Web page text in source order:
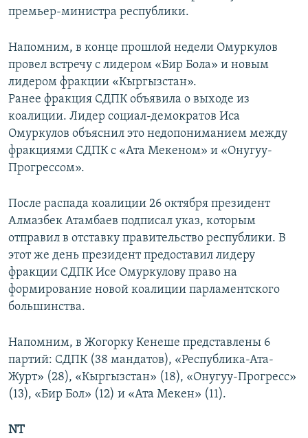
премьер-министра республики.
Напомним, в конце прошлой недели Омуркулов
провел встречу с лидером «Бир Бола» и новым
лидером фракции «Кыргызстан».
Ранее фракция СДПК объявила о выходе из
коалиции. Лидер социал-демократов Иса
Омуркулов объяснил это недопониманием между
фракциями СДПК с «Ата Мекеном» и «Онугуу-
Прогрессом».
После распада коалиции 26 октября президент
Алмазбек Атамбаев подписал указ, которым
отправил в отставку правительство республики. В
этот же день президент предоставил лидеру
фракции СДПК Исе Омуркулову право на
формирование новой коалиции парламентского
большинства.
Напомним, в Жогорку Кенеше представлены 6
партий: СДПК (38 мандатов), «Республика-Ата-
Журт» (28), «Кыргызстан» (18), «Онугуу-Прогресс»
(13), «Бир Бол» (12) и «Ата Мекен» (11).
NT